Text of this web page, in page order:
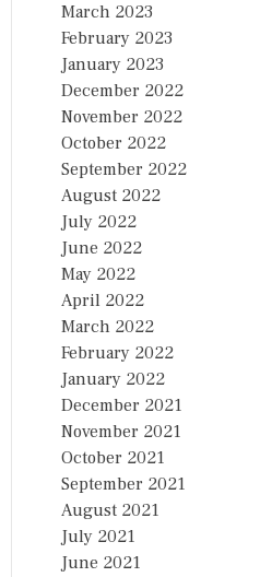
March 2023
February 2023
January 2023
December 2022
November 2022
October 2022
September 2022
August 2022
July 2022
June 2022
May 2022
April 2022
March 2022
February 2022
January 2022
December 2021
November 2021
October 2021
September 2021
August 2021
July 2021
June 2021